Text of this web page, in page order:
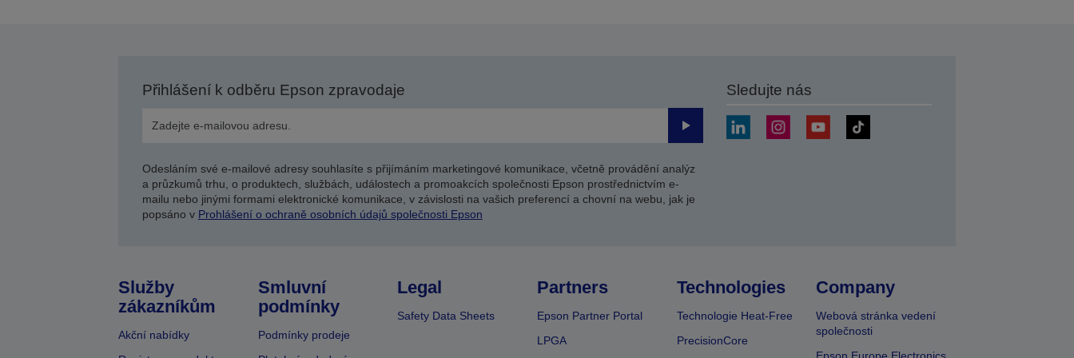
Přihlášení k odběru Epson zpravodaje
Odeslat
Odesláním své e-mailové adresy souhlasíte s přijímáním marketingové komunikace, včetně provádění analýz
a průzkumů trhu, o produktech, službách, událostech a promoakcích společnosti Epson prostřednictvím e-
mailu nebo jinými formami elektronické komunikace, v závislosti na vašich preferencí a chovní na webu, jak je
popsáno v Prohlášení o ochraně osobních údajů společnosti Epson
Sledujte nás
Služby
zákazníkům
Akční nabídky
Smluvní
podmínky
Podmínky prodeje
Legal
Safety Data Sheets
Partners
Epson Partner Portal
LPGA
Technologies
Technologie Heat-Free
PrecisionCore
Company
Webová stránka vedení
společnosti